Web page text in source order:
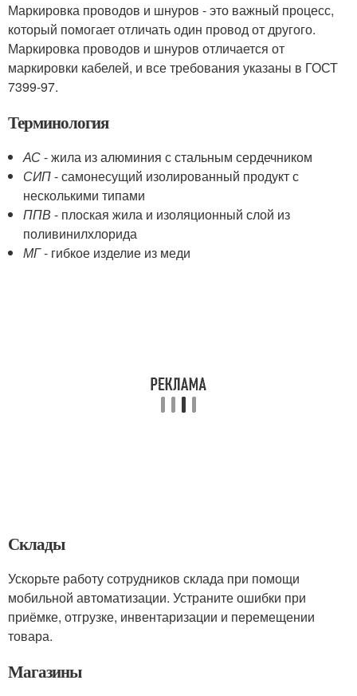
Маркировка проводов и шнуров - это важный процесс,
который помогает отличать один провод от другого.
Маркировка проводов и шнуров отличается от
маркировки кабелей, и все требования указаны в ГОСТ
7399-97.
Терминология
АС- жила из алюминия с стальным сердечником
СИП- самонесущий изолированный продукт с
несколькими типами
ППВ - плоская жила и изоляционный слой из
поливинилхлорида
МГ- гибкое изделие из меди
Склады
Ускорьте работу сотрудников склада при помощи
мобильной автоматизации. Устраните ошибки при
приёмке, отгрузке, инвентаризации и перемещении
товара.
Магазины